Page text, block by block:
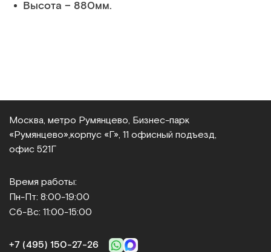
Высота – 880мм.
Москва, метро Румянцево, Бизнес‑парк
«Румянцево», корпус «Г», 11 офисный подъезд,
офис 521Г
Время работы:
Пн-Пт: 8:00-19:00
Сб-Вс: 11:00-15:00
+7 (495) 150‑27‑26